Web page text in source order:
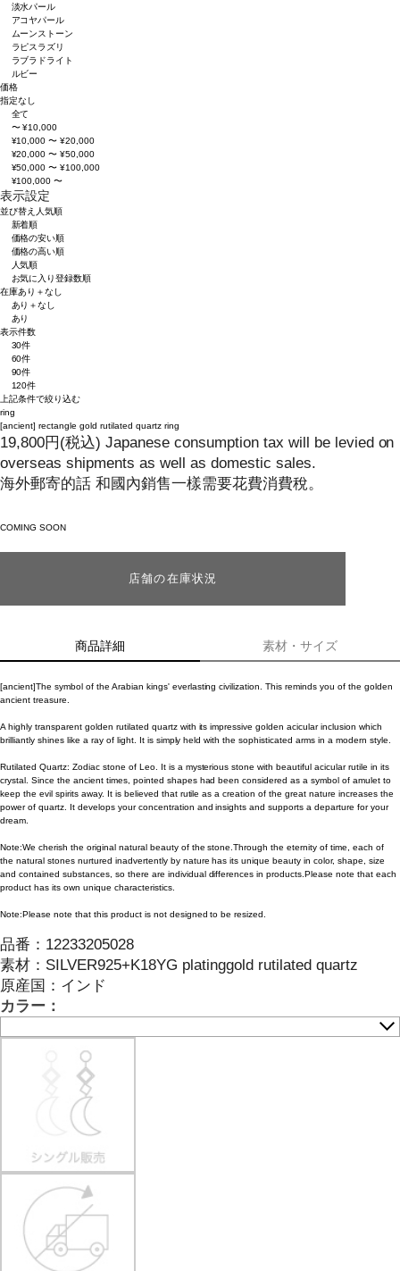
淡水パール
アコヤパール
ムーンストーン
ラピスラズリ
ラブラドライト
ルビー
価格
指定なし
全て
〜 ¥10,000
¥10,000 〜 ¥20,000
¥20,000 〜 ¥50,000
¥50,000 〜 ¥100,000
¥100,000 〜
表示設定
並び替え 人気順
新着順
価格の安い順
価格の高い順
人気順
お気に入り登録数順
在庫あり＋なし
あり＋なし
あり
表示件数
30件
60件
90件
120件
上記条件で絞り込む
ring
[ancient] rectangle gold rutilated quartz ring
19,800円 (税込) Japanese consumption tax will be levied on
overseas shipments as well as domestic sales.
海外郵寄的話 和國內銷售一樣需要花費消費稅。
COMING SOON
店舗の在庫状況
商品詳細 素材・サイズ
[ancient]The symbol of the Arabian kings' everlasting civilization. This reminds you of the golden
ancient treasure.
A highly transparent golden rutilated quartz with its impressive golden acicular inclusion which
brilliantly shines like a ray of light. It is simply held with the sophisticated arms in a modern style.
Rutilated Quartz: Zodiac stone of Leo. It is a mysterious stone with beautiful acicular rutile in its
crystal. Since the ancient times, pointed shapes had been considered as a symbol of amulet to
keep the evil spirits away. It is believed that rutile as a creation of the great nature increases the
power of quartz. It develops your concentration and insights and supports a departure for your
dream.
Note:We cherish the original natural beauty of the stone.Through the eternity of time, each of
the natural stones nurtured inadvertently by nature has its unique beauty in color, shape, size
and contained substances, so there are individual differences in products.Please note that each
product has its own unique characteristics.
Note:Please note that this product is not designed to be resized.
品番： 12233205028
素材： SILVER925+K18YG platinggold rutilated quartz
原産国： インド
カラー：